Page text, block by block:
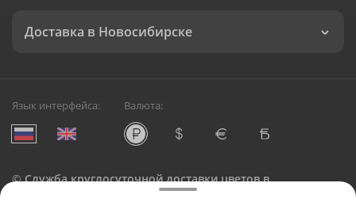
Доставка в Новосибирске
Язык интерфейса: Валюта:
©Служба круглосуточной доставки цветов в